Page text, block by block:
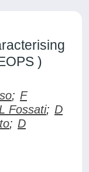
)
; F
L Fossati; D
; D